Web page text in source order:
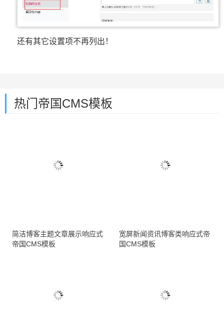
还有其它设置项不再列出！
热门帝国CMS模板
简洁博客主题文章展示响应式
帝国CMS模板
宽屏新闻资讯博客类响应式帝
国CMS模板